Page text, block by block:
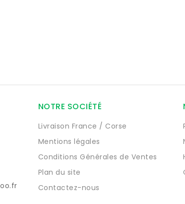
NOTRE SOCIÉTÉ
Livraison France / Corse
Mentions légales
Conditions Générales de Ventes
Plan du site
Contactez-nous